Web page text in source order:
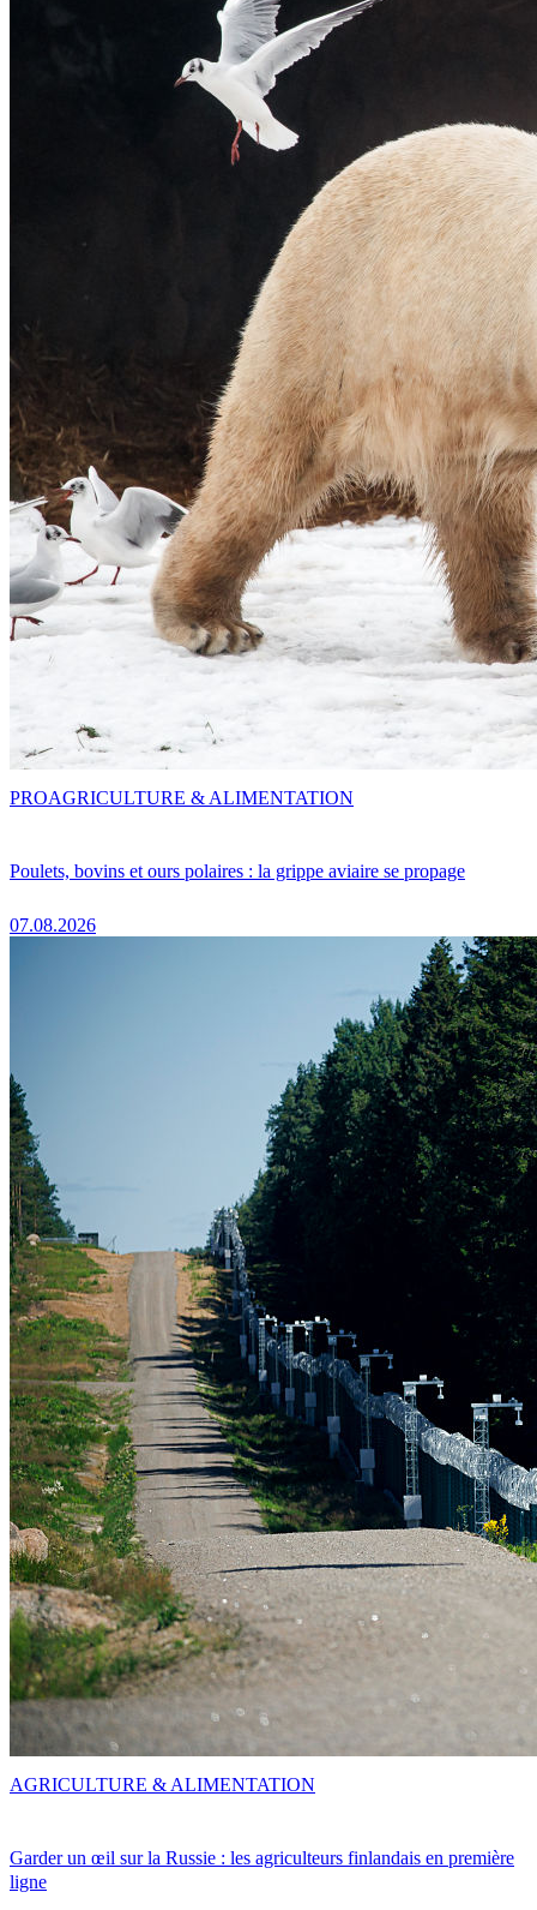
Poulets, bovins et ours polaires : la grippe aviaire se propage
07.08.2026
PROAGRICULTURE & ALIMENTATION
Garder un œil sur la Russie : les agriculteurs finlandais en première
ligne
AGRICULTURE & ALIMENTATION